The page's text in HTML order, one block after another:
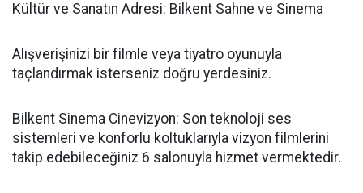
Kültür ve Sanatın Adresi: Bilkent Sahne ve Sinema
Alışverişinizi bir filmle veya tiyatro oyunuyla
taçlandırmak isterseniz doğru yerdesiniz.
Bilkent Sinema Cinevizyon: Son teknoloji ses
sistemleri ve konforlu koltuklarıyla vizyon filmlerini
takip edebileceğiniz 6 salonuyla hizmet vermektedir.